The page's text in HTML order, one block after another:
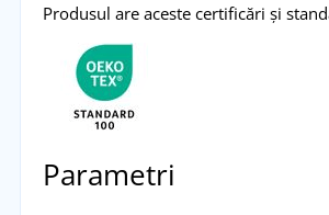
Produsul are aceste certificări și
Parametri